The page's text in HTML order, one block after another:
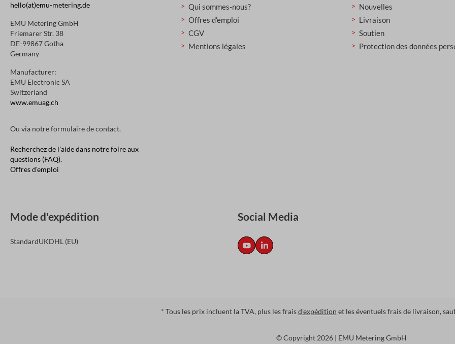
hello(at)emu-metering.de
EMU Metering GmbH
Friemarer Str. 38
DE-99867 Gotha
Germany
Manufacturer:
EMU Electronic SA
Switzerland
www.emuag.ch
Ou via notreformulaire de contact.
Recherchez de l'aide dans notre foire aux
questions (FAQ).
Offres d'emploi
Qui sommes-nous?
Offres d'emploi
CGV
Mentions légales
Nouvelles
Livraison
Soutien
Protection des données
Mode d'expédition
StandardUKDHL (EU)
Social Media
* Tous les prix incluent la TVA, plus les fraisd'expédition et les éventuels frais de livraison,
© Copyright 2026 | EMU Metering GmbH